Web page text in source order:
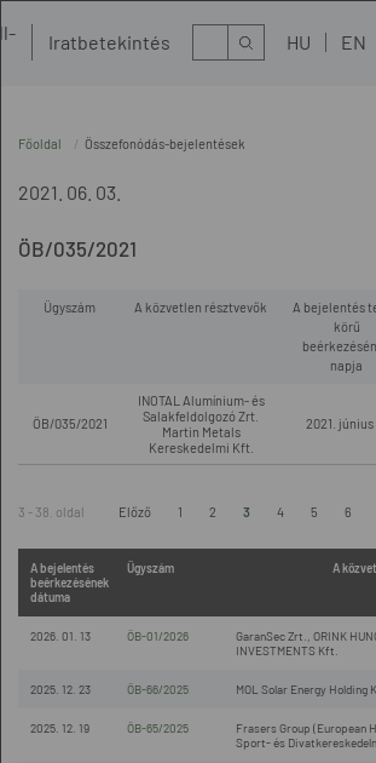
Iratbetekintés Kereső HU EN
Főoldal Összefonódás-bejelentések
2021. 06. 03.
ÖB/035/2021
Ügyszám A közvetlen résztvevők
A bejelentés
körű
napja
ÖB/035/2021
INOTAL Alumínium- és
Salakfeldolgozó Zrt.
Martin Metals
Kereskedelmi Kft.
2021. június
3 - 38. oldal Előző 1 2 3 4 5 6
A bejelentés
beérkezésének
dátuma
Ügyszám A
2026. 01. 13 ÖB-01/2026
GaranSec Zrt., ORINK
INVESTMENTS Kft.
2025. 12. 23 ÖB-66/2025 MOL Solar Energy Holding
2025. 12. 19 ÖB-65/2025
Frasers Group (European
Sport- és